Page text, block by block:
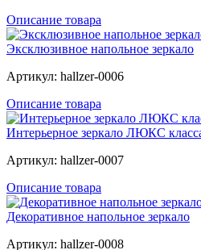
Описание товара
Эксклюзивное напольное зеркало
Артикул: hallzer-0006
Описание товара
Интерьерное зеркало ЛЮКС
Артикул: hallzer-0007
Описание товара
Декоративное напольное зеркало
Артикул: hallzer-0008